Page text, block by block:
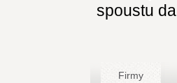
spoustu
Firmy